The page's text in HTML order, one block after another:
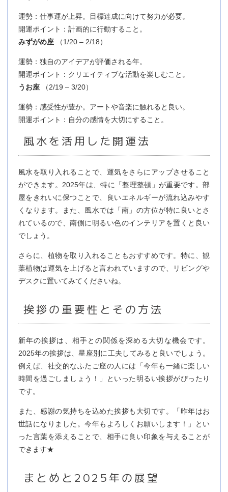
運勢：仕事運が上昇。目標達成に向けて努力が必要。
開運ポイント：計画的に行動すること。
みずがめ座 （1/20 – 2/18）
運勢：独自のアイデアが評価される年。
開運ポイント：クリエイティブな活動を楽しむこと。
うお座 （2/19 – 3/20）
運勢：感受性が豊か。アートや音楽に触れると良い。
開運ポイント：自分の感情を大切にすること。
風水を活用した開運法
風水を取り入れることで、運気をさらにアップさせること
ができます。2025年は、特に「整理整頓」が重要です。部
屋をきれいに保つことで、良いエネルギーが流れ込みやす
くなります。また、風水では「南」の方位が特に良いとさ
れているので、南側に明るい色のインテリアを置くと良い
でしょう。
さらに、植物を取り入れることもおすすめです。特に、観
葉植物は運気を上げると言われていますので、リビングや
デスクに置いてみてくださいね。
挨拶の重要性とその方法
新年の挨拶は、相手との関係を深める大切な機会です。
2025年の挨拶は、星座別に工夫してみると良いでしょう。
例えば、社交的なふたご座の人には「今年も一緒に楽しい
時間を過ごしましょう！」といった明るい挨拶がぴったり
です。
また、感謝の気持ちを込めた挨拶も大切です。「昨年はお
世話になりました。今年もよろしくお願いします！」とい
った言葉を添えることで、相手に良い印象を与えることが
できます★
まとめと2025年の展望